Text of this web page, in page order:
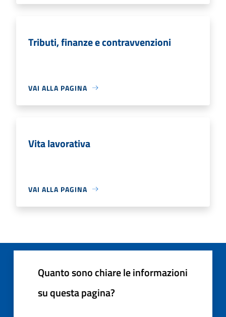
Tributi, finanze e contravvenzioni
VAI ALLA PAGINA
Vita lavorativa
VAI ALLA PAGINA
Quanto sono chiare le informazioni
su questa pagina?